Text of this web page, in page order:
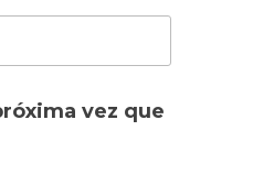
vez que